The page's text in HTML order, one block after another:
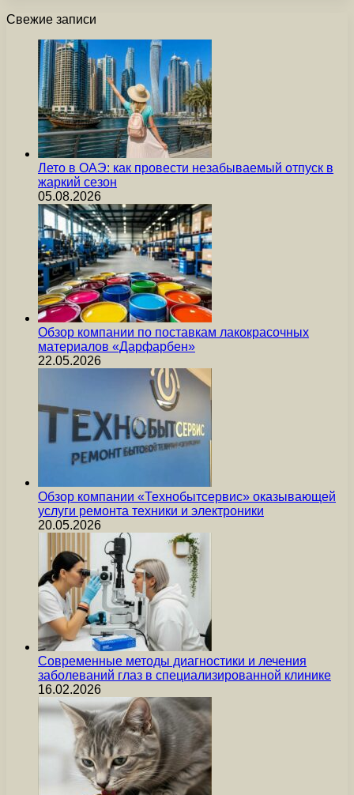
Свежие записи
Лето в ОАЭ: как провести незабываемый отпуск в
жаркий сезон
05.08.2026
Обзор компании по поставкам лакокрасочных
материалов «Дарфарбен»
22.05.2026
Обзор компании «Технобытсервис» оказывающей
услуги ремонта техники и электроники
20.05.2026
Современные методы диагностики и лечения
заболеваний глаз в специализированной клинике
16.02.2026